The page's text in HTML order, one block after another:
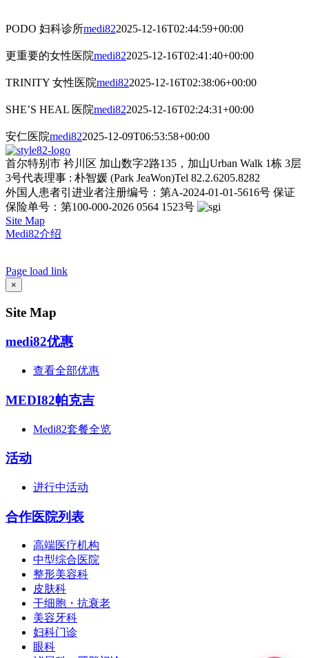
PODO 妇科诊所medi822025-12-16T02:44:59+00:00
更重要的女性医院medi822025-12-16T02:41:40+00:00
TRINITY 女性医院medi822025-12-16T02:38:06+00:00
SHE’S HEAL 医院medi822025-12-16T02:24:31+00:00
安仁医院medi822025-12-09T06:53:58+00:00
首尔特别市 衿川区 加山数字2路135，加山Urban Walk 1栋 3层
3号代表理事 : 朴智媛 (Park JeaWon)Tel 82.2.6205.8282
外国人患者引进业者注册编号：第A-2024-01-01-5616号 保证
保险单号：第100-000-2026 0564 1523号
Site Map
Medi82介绍
Page load link
Go
to
Top
×
Site Map
medi82优惠
查看全部优惠
MEDI82帕克吉
Medi82套餐全览
活动
进行中活动
合作医院列表
高端医疗机构
中型综合医院
整形美容科
皮肤科
干细胞・抗衰老
美容牙科
妇科门诊
眼科